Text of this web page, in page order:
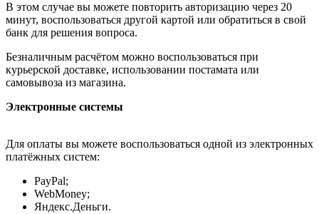
В этом случае вы можете повторить авторизацию через 20
минут, воспользоваться другой картой или обратиться в свой
банк для решения вопроса.
Безналичным расчётом можно воспользоваться при
курьерской доставке, использовании постамата или
самовывоза из магазина.
Электронные системы
Для оплаты вы можете воспользоваться одной из электронных
платёжных систем:
PayPal;
WebMoney;
Яндекс.Деньги.